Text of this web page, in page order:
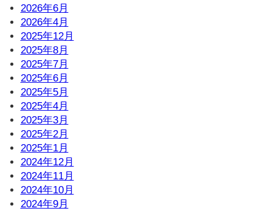
2026年6月
2026年4月
2025年12月
2025年8月
2025年7月
2025年6月
2025年5月
2025年4月
2025年3月
2025年2月
2025年1月
2024年12月
2024年11月
2024年10月
2024年9月